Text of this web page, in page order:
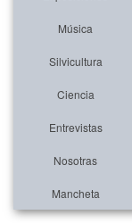
Música
Silvicultura
Ciencia
Entrevistas
Nosotras
Mancheta